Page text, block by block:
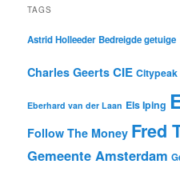
TAGS
Astrid Holleeder Bedreigde getuige
Charles Geerts CIE Citypeak
Eberhard van der Laan Els Iping
Follow The Money Fred
Gemeente Amsterdam